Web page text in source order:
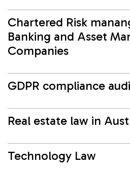
Chartered Risk
Banking and Asset
Companies
GDPR compliance
Real estate law in
Technology Law